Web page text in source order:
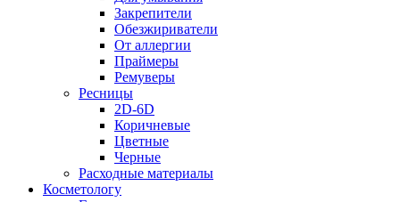
Закрепители
Обезжириватели
От аллергии
Праймеры
Ремуверы
Ресницы
2D-6D
Коричневые
Цветные
Черные
Расходные материалы
Косметологу